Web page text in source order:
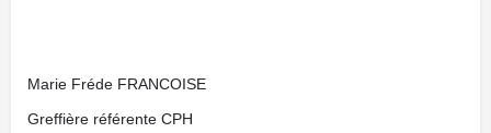
Marie Fréde FRANCOISE
Greffière référente CPH